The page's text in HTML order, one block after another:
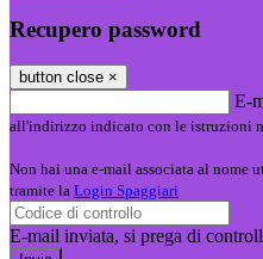
Recupero password
button close ×
E-
all'indirizzo indicato con le istruzioni
Non hai una e-mail associata al nome
tramite la Login Spaggiari
E-mail inviata, si prega di